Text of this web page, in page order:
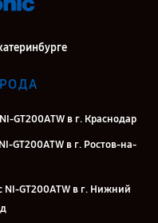
GT200ATW в г. Краснодар
GT200ATW в г. Ростов-на-
NI-GT200ATW в г. Нижний